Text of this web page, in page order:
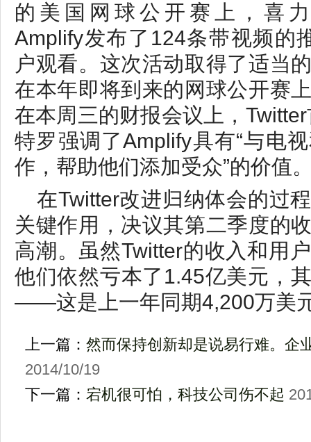
的美国网球公开赛上，喜
Amplify发布了124条带视频的
户观看。这次活动取得了适当
在本年即将到来的网球公开赛
在本周三的财报会议上，
特罗强调了Amplify具有“与电
作，帮助他们添加受众”的价值
在Twitter改进归纳体会的过
关键作用，决议其第二季度的
高潮。虽然Twitter的收入和用
他们依然亏本了1.45亿美元，
——这是上一年同期4,200万美
上一篇： 然而保持创新却是说易行难。企
2014/10/19
下一篇： 宕机很可怕，科技公司伤不起